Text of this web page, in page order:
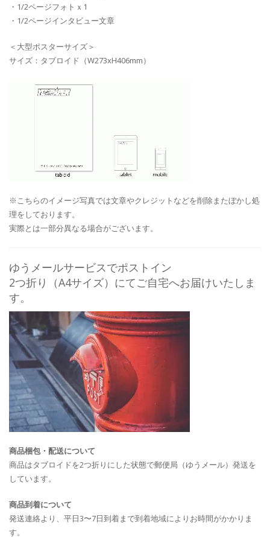
・1/2ページフォトｘ1
・1/2ページインタビュー文章
＜大型ポスターサイズ＞
サイズ：タブロイド（W273xH406mm）
※こちらのイメージ写真では文章やクレジットなどを削除またぼかし処
理をしております。
実際とは一部分異なる場合がございます。
ゆうメールサービスでポストイン
2つ折り（A4サイズ）にてご自宅へお届けいたしま
す。
商品梱包・配送について
商品はタブロイドを2つ折りにした状態で郵便局（ゆうメール）発送を
しています。
商品到着について
発送連絡より、平日3〜7日到着まで到着地域によりお時間がかかりま
す。